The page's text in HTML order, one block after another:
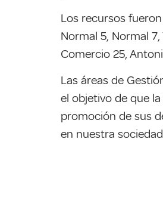
Los recursos
Normal 5, Normal 7,
Comercio 25,
Las áreas de
el objetivo de que
promoción de sus
en nuestra